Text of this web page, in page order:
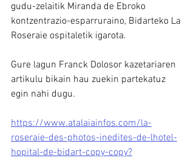
gudu-zelaitik Miranda de Ebroko
kontzentrazio-esparruraino, Bidarteko La
Roseraie ospitaletik igarota.
Gure lagun Franck Dolosor kazetariaren
artikulu bikain hau zuekin partekatuz
egin nahi dugu.
https://www.atalaiainfos.com/la-
roseraie-des-photos-inedites-de-lhotel-
hopital-de-bidart-copy-copy?